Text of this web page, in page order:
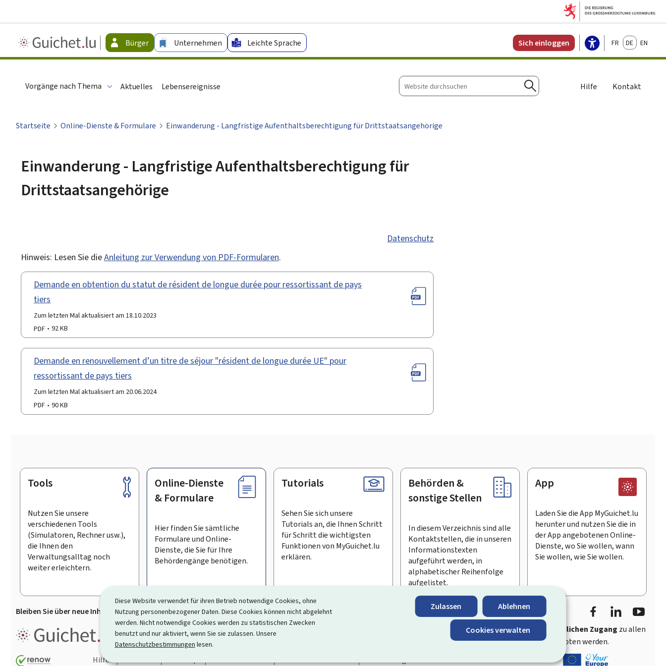
Diese Website verwendet für ihren Betrieb notwendige Cookies, ohne
Nutzung personenbezogener Daten. Diese Cookies können nicht abgelehnt
werden. Nicht notwendige Cookies werden zu statistischen Zwecken
benutzt und nur aktiviert, wenn Sie sie zulassen. Unsere
Datenschutzbestimmungen lesen.
Zulassen Ablehnen
Cookies verwalten
Guichet.lu
-
Bürger Unternehmen Leichte Sprache Sich einloggen FrançaisDeutschEnglish
Vorgänge nach Thema Aktuelles Lebensereignisse
Website
durchsuchen
Suchen
Hilfe Kontakt
Startseite Online-Dienste & Formulare Einwanderung - Langfristige Aufenthaltsberechtigung für Drittstaatsangehörige
Einwanderung - Langfristige Aufenthaltsberechtigung für
Drittstaatsangehörige
Datenschutz
Hinweis: Lesen Sie dieAnleitung zur Verwendung von PDF-Formularen.
Demande en obtention du statut de résident de longue durée pour ressortissant de pays
tiers
Zum letzten Mal aktualisiert am 18.10.2023
PDF
92 KB
Demande en renouvellement d’un titre de séjour "résident de longue durée UE" pour
ressortissant de pays tiers
Zum letzten Mal aktualisiert am 20.06.2024
PDF
90 KB
Footer
Tools
Nutzen Sie unsere
verschiedenen Tools
(Simulatoren, Rechner usw.),
die Ihnen den
Verwaltungsalltag noch
weiter erleichtern.
Online-Dienste
& Formulare
Hier finden Sie sämtliche
Formulare und Online-
Dienste, die Sie für Ihre
Behördengänge benötigen.
Tutorials
Sehen Sie sich unsere
Tutorials an, die Ihnen Schritt
für Schritt die wichtigsten
Funktionen von MyGuichet.lu
erklären.
Behörden &
sonstige Stellen
In diesem Verzeichnis sind alle
Kontaktstellen, die in unseren
Informationstexten
aufgeführt werden, in
alphabetischer Reihenfolge
aufgelistet.
App
Laden Sie die App MyGuichet.lu
herunter und nutzen Sie die in
der App angebotenen Online-
Dienste, wo Sie wollen, wann
Sie wollen, wie Sie wollen.
Bleiben Sie über neue Inhalte auf Guichet.lu informiert Den Newsletter abonnieren
FacebookLinkedIn
Guichet.lu ist ein Informationsportal, das Ihre Interaktion mit dem Staat vereinfacht schnellen und benutzerfreundlichen Zugang zu allen
Informationen, Behördengängen und Dienstleistungen, die von den Behörden und sonstigen öffentlichen Stellen Luxemburgs angeboten werden.
Hilfe